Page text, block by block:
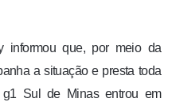
informou que, por meio da
a situação e presta toda
g1 Sul de Minas entrou em